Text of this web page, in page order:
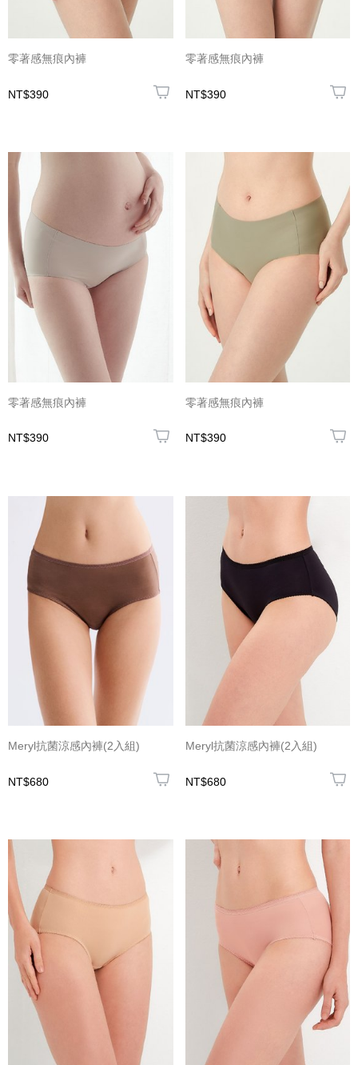
零著感無痕內褲
NT$390
零著感無痕內褲
NT$390
零著感無痕內褲
NT$390
零著感無痕內褲
NT$390
Meryl抗菌涼感內褲(2入組)
NT$680
Meryl抗菌涼感內褲(2入組)
NT$680